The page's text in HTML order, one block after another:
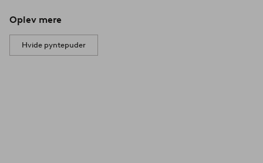
Oplev mere
Hvide pyntepuder